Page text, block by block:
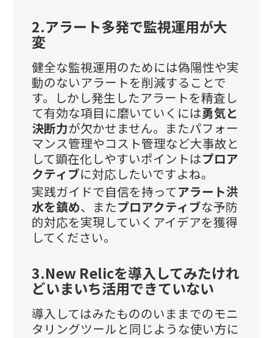
2.アラート多発で監視運用が大
変
健全な監視運用のためには偽陽性や実
動のないアラートを削減することで
す。しかし発生したアラートを精査し
て有効な項目に磨いていくには勇気と
決断力が欠かせません。またパフォー
マンス管理やコスト管理など大事故と
して顕在化しやすいポイントはプロア
クティブに対応したいですよね。
実践ガイドで自信を持ってアラート洪
水を鎮め、またプロアクティブな予防
的対応を実現していくアイデアを獲得
してください。
3.New Relicを導入してみたけれ
どいまいち活用できていない
導入してはみたもののいままでのモニ
タリングツールと同じような使い方に